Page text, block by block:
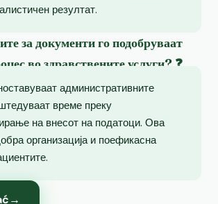
резултат.
за документи го подобруваат
во здравствените услуги? ❓
административните
време преку
на внесот на податоци. Ова
организација и поефикасна
→